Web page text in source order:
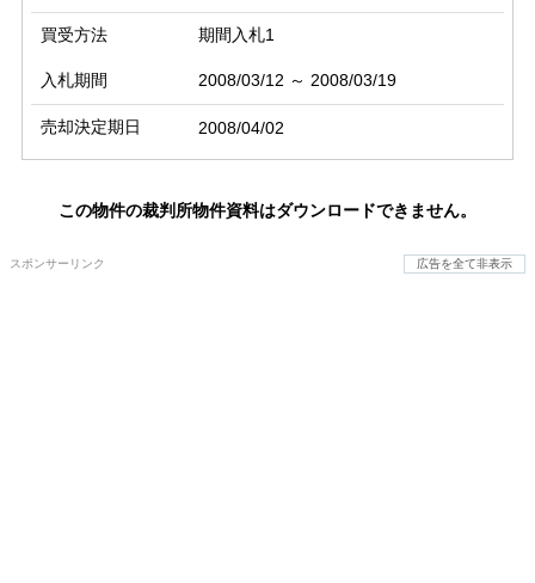
買受方法 期間入札1
入札期間 2008/03/12 ～ 2008/03/19
売却決定期日 2008/04/02
この物件の裁判所物件資料はダウンロードできません。
スポンサーリンク 広告を全て非表示